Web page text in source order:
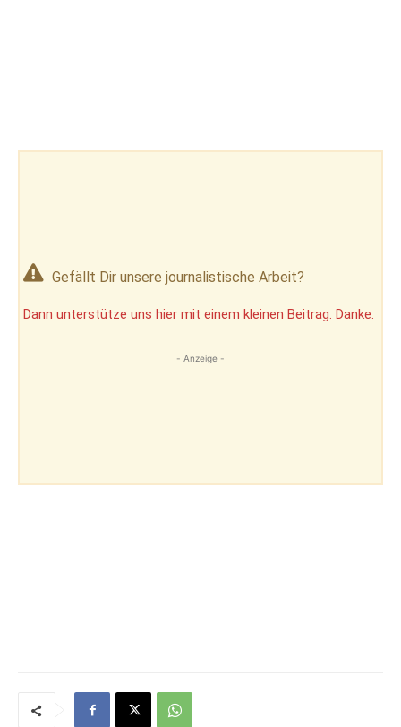
Gefällt Dir unsere journalistische Arbeit?
Dann unterstütze uns hier mit einem kleinen Beitrag. Danke.
- Anzeige -